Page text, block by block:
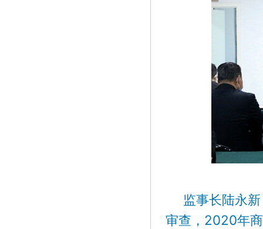
监事长陆永新
审查，2020年